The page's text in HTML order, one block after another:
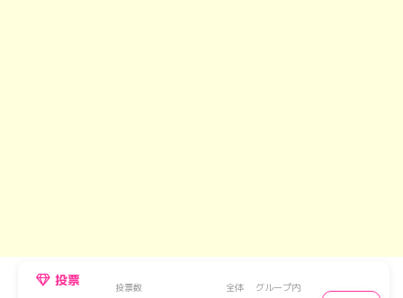
投票 投票数 全体 グループ内